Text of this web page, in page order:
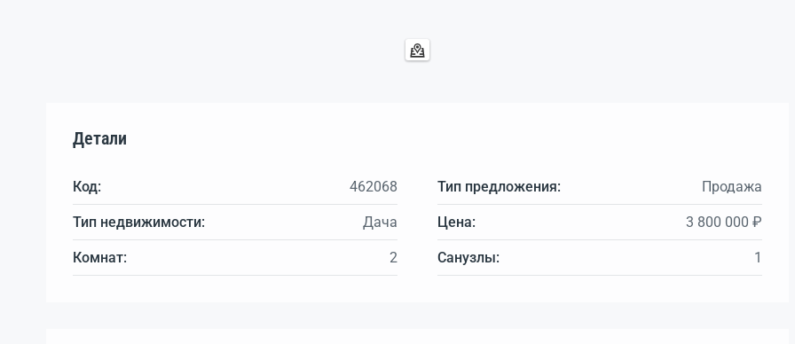
Детали
Код: 462068 Тип предложения: Продажа
Тип недвижимости: Дача Цена: 3 800 000 ₽
Комнат: 2 Санузлы: 1